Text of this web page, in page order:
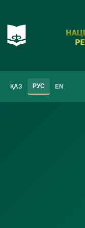
ҚАЗ РУС EN